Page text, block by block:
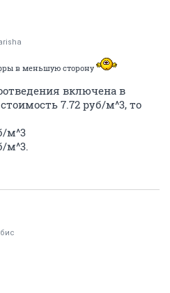
в меньшую сторону
включена в
7.72 руб/м^3, то
м^3
м^3.